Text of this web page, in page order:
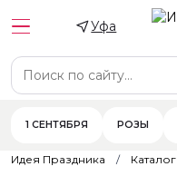
Уфа
1 СЕНТЯБРЯ РОЗЫ
Идея Праздника Каталог